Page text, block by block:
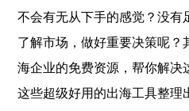
不会有无从下手的感觉？没有
了解市场，做好重要决策呢？
海企业的免费资源，帮你解决
这些超级好用的出海工具整理